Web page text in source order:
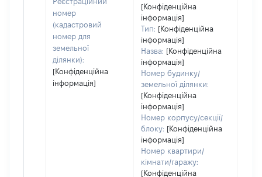
номер
(кадастровий
номер для
земельної
ділянки):
[Конфіденційна
інформація]
[Конфіденційна
інформація]
Тип: [Конфіденційна
інформація]
Назва: [Конфіденційна
інформація]
Номер будинку/
земельної ділянки:
[Конфіденційна
інформація]
Номер корпусу/секції/
блоку: [Конфіденційна
інформація]
Номер квартири/
кімнати/гаражу:
[Конфіденційна